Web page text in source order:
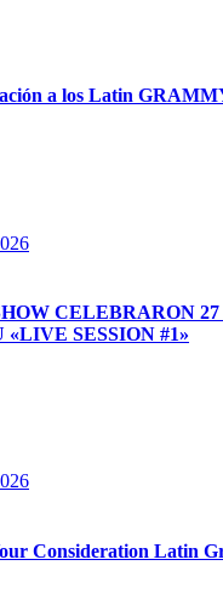
a los Latin
CELEBRARON
SESSION #1»
Consideration Latin